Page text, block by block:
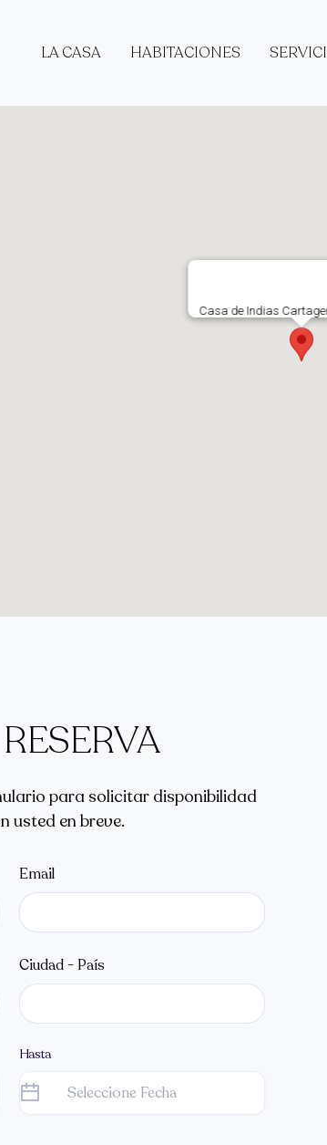
LA CASA HABITACIONES
Casa de Indias
para solicitar disponibilidad
usted en breve.
Email
Ciudad - País
Hasta